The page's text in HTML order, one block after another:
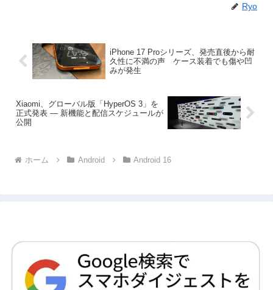
Ryo
iPhone 17 Proシリーズ、発売直後から耐
久性に不満の声 ケース装着でも傷や凹
みが発生
Xiaomi、グローバル版「HyperOS 3」を
正式発表 ― 新機能と配信スケジュールが
公開
ホーム Android Android 16